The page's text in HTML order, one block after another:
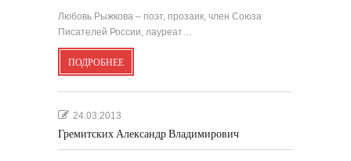
Любовь Рыжкова – поэт, прозаик, член Союза
Писателей России, лауреат…
ПОДРОБНЕЕ
24.03.2013
Гремитских Александр Владимирович